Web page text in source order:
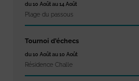
du 10 Août au 14 Août
Plage du passous
Tournoi d’échecs
du 10 Août au 10 Août
Résidence Challe